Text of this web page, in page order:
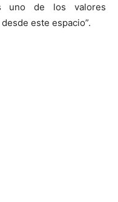
uno de los valores
este espacio”.